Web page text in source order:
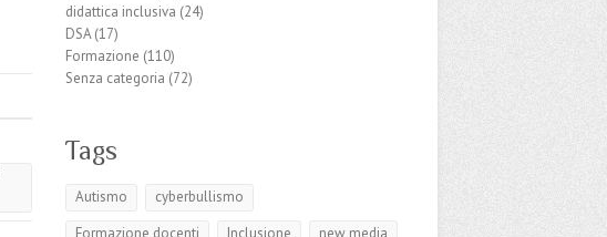
didattica inclusiva (24)
DSA(17)
Formazione (110)
Senza categoria (72)
Tags
Autismo
cyberbullismo
Formazione docenti
Inclusione
new media